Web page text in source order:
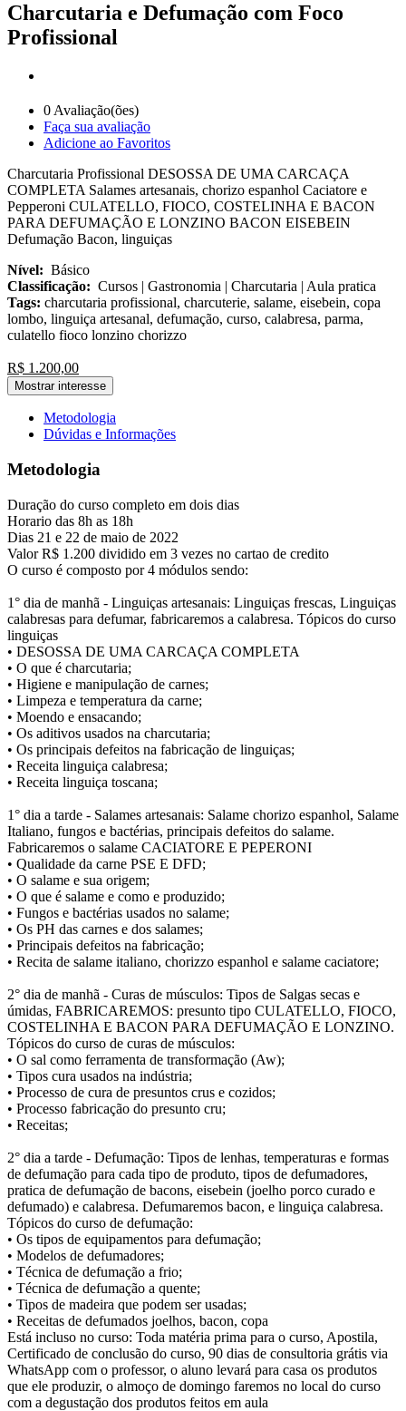
Charcutaria e Defumação com Foco
Profissional
0 Avaliação(ões)
Faça sua avaliação
Adicione ao Favoritos
Charcutaria Profissional DESOSSA DE UMA CARCAÇA
COMPLETA Salames artesanais, chorizo espanhol Caciatore e
Pepperoni CULATELLO, FIOCO, COSTELINHA E BACON
PARA DEFUMAÇÃO E LONZINO BACON EISEBEIN
Defumação Bacon, linguiças
Nível: Básico
Classificação: Cursos | Gastronomia | Charcutaria | Aula pratica
Tags: charcutaria profissional, charcuterie, salame, eisebein, copa
lombo, linguiça artesanal, defumação, curso, calabresa, parma,
culatello fioco lonzino chorizzo
R$ 1.200,00
Mostrar interesse
Metodologia
Dúvidas e Informações
Metodologia
Duração do curso completo em dois dias
Horario das 8h as 18h
Dias 21 e 22 de maio de 2022
Valor R$ 1.200 dividido em 3 vezes no cartao de credito
O curso é composto por 4 módulos sendo:
1° dia de manhã - Linguiças artesanais: Linguiças frescas, Linguiças
calabresas para defumar, fabricaremos a calabresa. Tópicos do curso
linguiças
• DESOSSA DE UMA CARCAÇA COMPLETA
• O que é charcutaria;
• Higiene e manipulação de carnes;
• Limpeza e temperatura da carne;
• Moendo e ensacando;
• Os aditivos usados na charcutaria;
• Os principais defeitos na fabricação de linguiças;
• Receita linguiça calabresa;
• Receita linguiça toscana;
1° dia a tarde - Salames artesanais: Salame chorizo espanhol, Salame
Italiano, fungos e bactérias, principais defeitos do salame.
Fabricaremos o salame CACIATORE E PEPERONI
• Qualidade da carne PSE E DFD;
• O salame e sua origem;
• O que é salame e como e produzido;
• Fungos e bactérias usados no salame;
• Os PH das carnes e dos salames;
• Principais defeitos na fabricação;
• Recita de salame italiano, chorizzo espanhol e salame caciatore;
2° dia de manhã - Curas de músculos: Tipos de Salgas secas e
úmidas, FABRICAREMOS: presunto tipo CULATELLO, FIOCO,
COSTELINHA E BACON PARA DEFUMAÇÃO E LONZINO.
Tópicos do curso de curas de músculos:
• O sal como ferramenta de transformação (Aw);
• Tipos cura usados na indústria;
• Processo de cura de presuntos crus e cozidos;
• Processo fabricação do presunto cru;
• Receitas;
2° dia a tarde - Defumação: Tipos de lenhas, temperaturas e formas
de defumação para cada tipo de produto, tipos de defumadores,
pratica de defumação de bacons, eisebein (joelho porco curado e
defumado) e calabresa. Defumaremos bacon, e linguiça calabresa.
Tópicos do curso de defumação:
• Os tipos de equipamentos para defumação;
• Modelos de defumadores;
• Técnica de defumação a frio;
• Técnica de defumação a quente;
• Tipos de madeira que podem ser usadas;
• Receitas de defumados joelhos, bacon, copa
Está incluso no curso: Toda matéria prima para o curso, Apostila,
Certificado de conclusão do curso, 90 dias de consultoria grátis via
WhatsApp com o professor, o aluno levará para casa os produtos
que ele produzir, o almoço de domingo faremos no local do curso
com a degustação dos produtos feitos em aula